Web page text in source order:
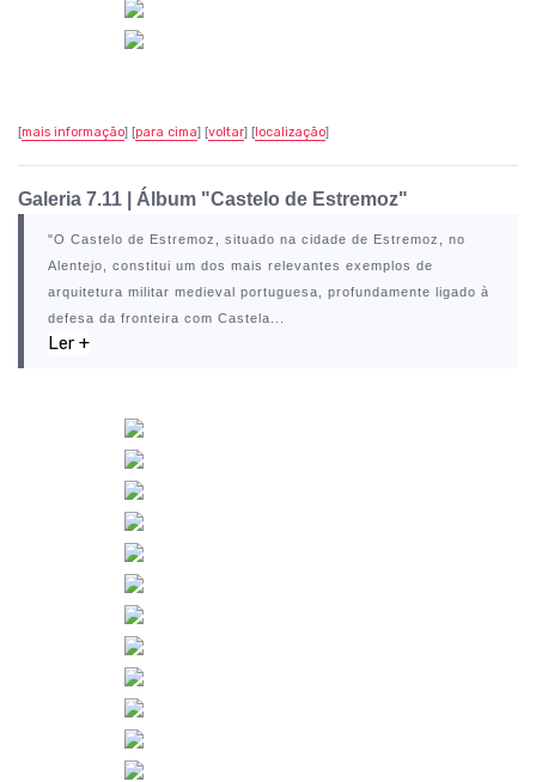
[mais informação] [para cima] [voltar] [localização]
Galeria 7.11 Álbum "Castelo de Estremoz"
"O Castelo de Estremoz , situado na cidade de Estremoz
, no
Alentejo, constitui um dos mais relevantes exemplos de
arquitetura militar medieval portuguesa, profundamente ligado à
defesa da fronteira com Castela...
Ler +